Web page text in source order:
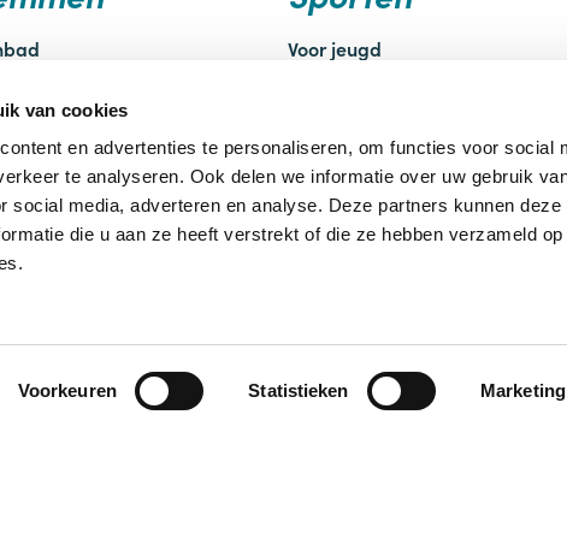
van cookies
en advertenties te personaliseren, om functies voor social
te analyseren. Ook delen we informatie over uw gebruik
social media, adverteren en analyse. Deze partners kunnen deze
die u aan ze heeft verstrekt of die ze hebben verzameld
Voorkeuren Statistieken Marketing
zwemmen
Voor jeugd
Voor verenigingen
Alle sportaanbieders
Meer over sportstimulering